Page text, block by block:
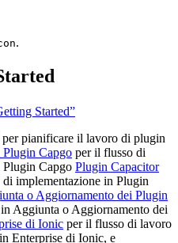
.
Started”
per pianificare il lavoro di plugin
Capgo per il flusso di
Capgo Plugin Capacitor
di implementazione in Plugin
o Aggiornamento dei Plugin
Aggiunta o Aggiornamento dei
di Ionic per il flusso di lavoro
Enterprise di Ionic, e